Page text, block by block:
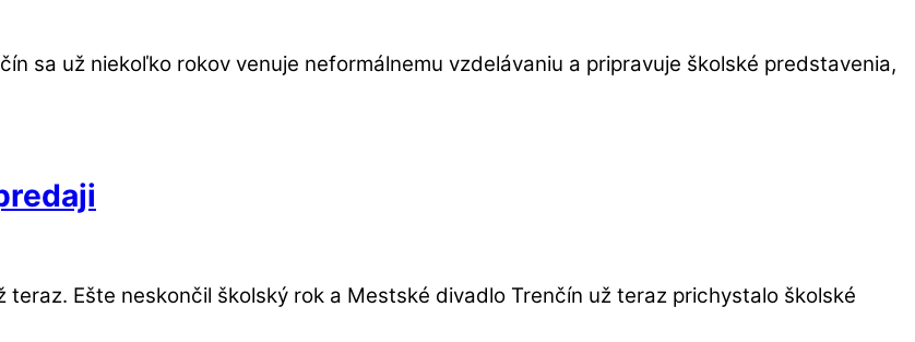
sa už niekoľko rokov venuje neformálnemu vzdelávaniu a pripravuje školské predstavenia,
Ešte neskončil školský rok a Mestské divadlo Trenčín už teraz prichystalo školské